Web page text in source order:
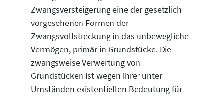
Zwangsversteigerung eine der gesetzlich
vorgesehenen Formen der
Zwangsvollstreckung in das unbewegliche
Vermögen, primär in Grundstücke. Die
zwangsweise Verwertung von
Grundstücken ist wegen ihrer unter
Umständen existentiellen Bedeutung für